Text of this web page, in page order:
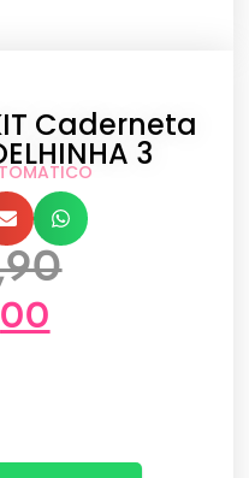
Caderneta
3